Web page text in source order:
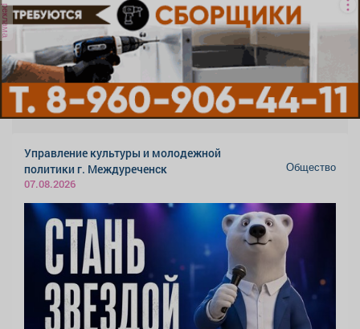
реклама
Управление культуры и молодежной
политики г. Междуреченск
07.08.2026
Общество